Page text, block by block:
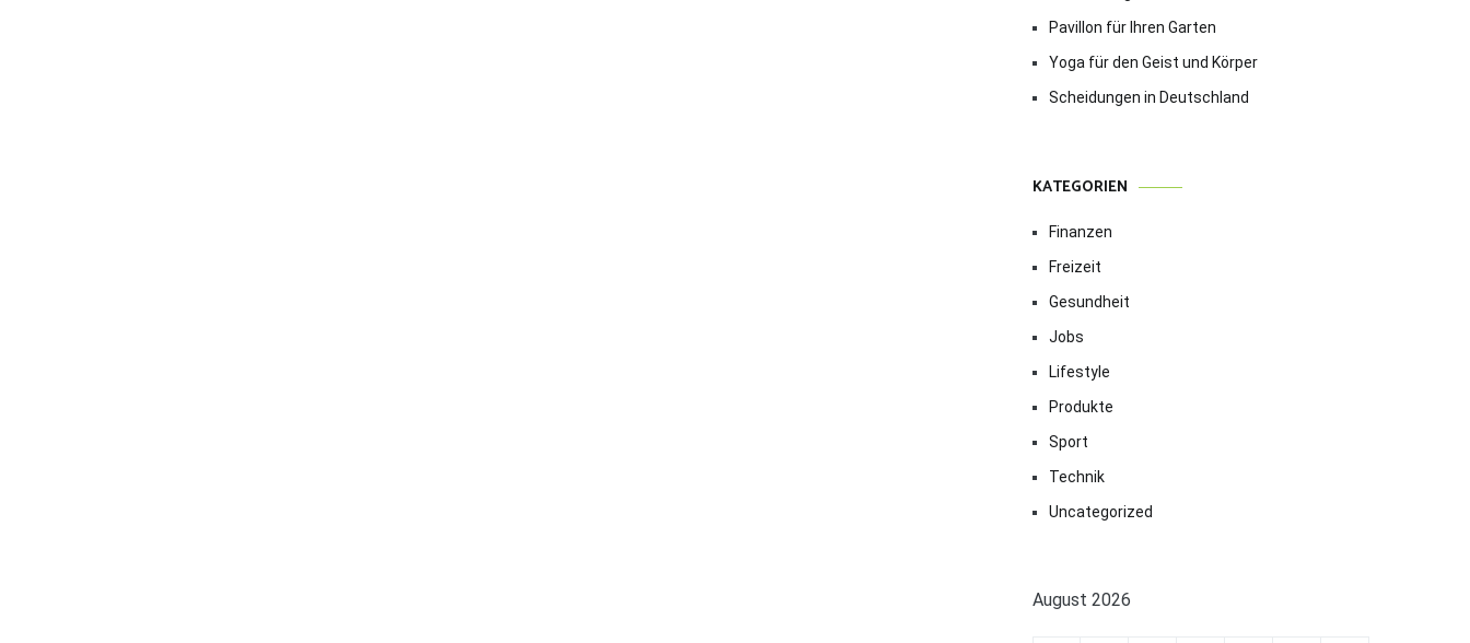
Pavillon für Ihren Garten
Yoga für den Geist und Körper
Scheidungen in Deutschland
KATEGORIEN
Finanzen
Freizeit
Gesundheit
Jobs
Lifestyle
Produkte
Sport
Technik
Uncategorized
August 2026